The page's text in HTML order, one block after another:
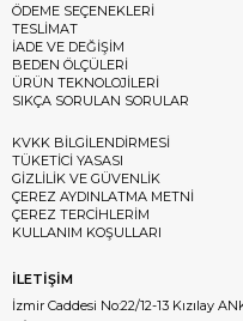
ÖDEME SEÇENEKLERİ
TESLİMAT
İADE VE DEĞİŞİM
BEDEN ÖLÇÜLERİ
ÜRÜN TEKNOLOJİLERİ
SIKÇA SORULAN SORULAR
KVKK BİLGİLENDİRMESİ
TÜKETİCİ YASASI
GİZLİLİK VE GÜVENLİK
ÇEREZ AYDINLATMA METNİ
ÇEREZ TERCİHLERİM
KULLANIM KOŞULLARI
İLETİŞİM
İzmir Caddesi No:22/12-13 Kızılay